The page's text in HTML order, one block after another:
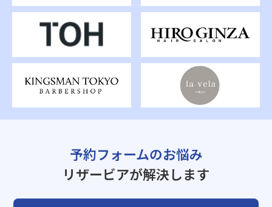
予約フォームのお悩み
リザービアが解決します